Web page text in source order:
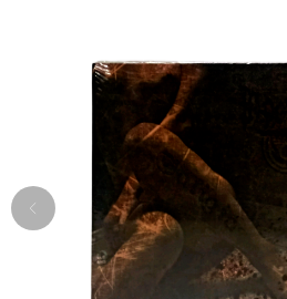
Панк-рок магазин